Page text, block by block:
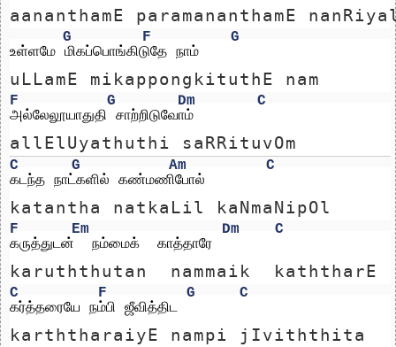
aananthamE paramananthamE
G F
G
உள்ளமே மிகப்பொங்கிடுதே நாம்
uLLamE mikappongkituthE nam
F G Dm
C
அல்லேலூயாதுதி சாற்றிடுவோம்
allElUyathuthi saRRituvOm
C G Am
C
கடந்த நாட்களில் கண்மணிபோல்
katantha natkaLil kaNmaNipOl
F Em Dm
C
கருத்துடன்  நம்மைக்  காத்தாரே
karuththutan  nammaik  kaththarE
C F G
C
கர்த்தரையே நம்பி ஜீவித்திட
karththaraiyE nampi jIviththita